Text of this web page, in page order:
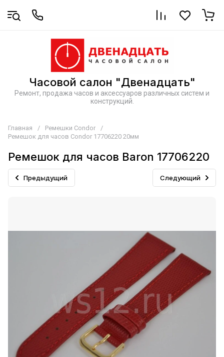
Часовой салон "Двенадцать"
Ремонт, продажа часов и аксессуаров различных систем и
конструкций.
Главная / Ремешки Condor
/
Ремешок для часов Condor 17706220 20мм
Ремешок для часов Baron 17706220
Предыдущий Следующий